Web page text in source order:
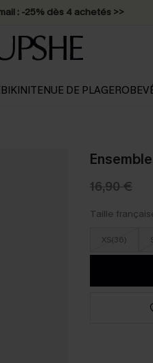
2-3 jours ouvrés >>
BIKINITENUE DE PLAGEROBE
16,90 €
Taille
XS(36)